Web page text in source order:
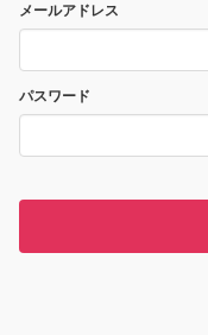
メールアドレス
パスワード